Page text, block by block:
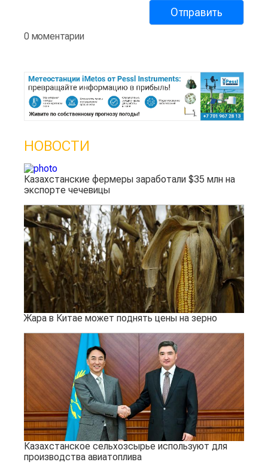
0 моментарии
НОВОСТИ
Казахстанские фермеры заработали $35 млн на
экспорте чечевицы
Жара в Китае может поднять цены на зерно
Казахстанское сельхозсырье используют для
производства авиатоплива